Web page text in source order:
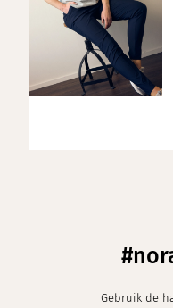
Gebruik de